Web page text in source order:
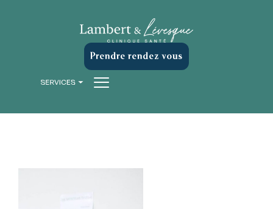
Prendre rendez-vous